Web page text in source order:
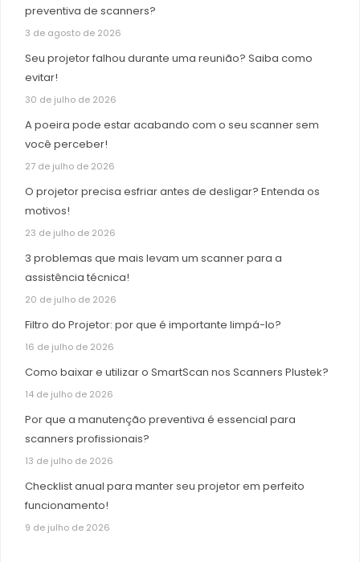
preventiva de scanners?
3 de agosto de 2026
Seu projetor falhou durante uma reunião? Saiba como
evitar!
30 de julho de 2026
A poeira pode estar acabando com o seu scanner sem
você perceber!
27 de julho de 2026
O projetor precisa esfriar antes de desligar? Entenda os
motivos!
23 de julho de 2026
3 problemas que mais levam um scanner para a
assistência técnica!
20 de julho de 2026
Filtro do Projetor: por que é importante limpá-lo?
16 de julho de 2026
Como baixar e utilizar o SmartScan nos Scanners Plustek?
14 de julho de 2026
Por que a manutenção preventiva é essencial para
scanners profissionais?
13 de julho de 2026
Checklist anual para manter seu projetor em perfeito
funcionamento!
9 de julho de 2026